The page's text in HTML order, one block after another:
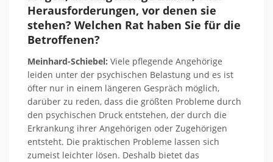
Herausforderungen, vor denen sie
stehen? Welchen Rat haben Sie für die
Betroffenen?
Meinhard-Schiebel: Viele pflegende Angehörige
leiden unter der psychischen Belastung und es ist
öfter nur in einem längeren Gespräch möglich,
darüber zu reden, dass die größten Probleme durch
den psychischen Druck entstehen, der durch die
Erkrankung ihrer Angehörigen oder Zugehörigen
entsteht. Die praktischen Probleme lassen sich
zumeist leichter lösen. Deshalb bietet das